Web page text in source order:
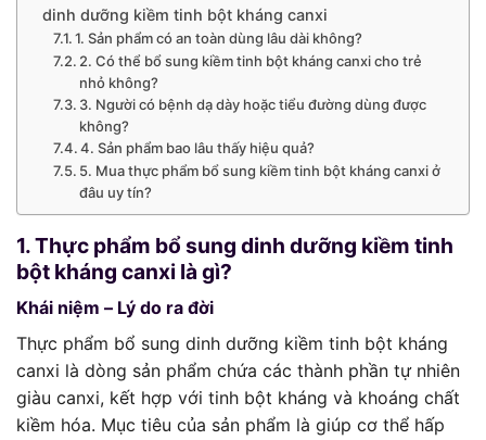
dinh dưỡng kiềm tinh bột kháng canxi
1. Sản phẩm có an toàn dùng lâu dài không?
2. Có thể bổ sung kiềm tinh bột kháng canxi cho trẻ
nhỏ không?
3. Người có bệnh dạ dày hoặc tiểu đường dùng được
không?
4. Sản phẩm bao lâu thấy hiệu quả?
5. Mua thực phẩm bổ sung kiềm tinh bột kháng canxi ở
đâu uy tín?
1. Thực phẩm bổ sung dinh dưỡng kiềm tinh
bột kháng canxi là gì?
Khái niệm – Lý do ra đời
Thực phẩm bổ sung dinh dưỡng kiềm tinh bột kháng
canxi là dòng sản phẩm chứa các thành phần tự nhiên
giàu canxi, kết hợp với tinh bột kháng và khoáng chất
kiềm hóa. Mục tiêu của sản phẩm là giúp cơ thể hấp